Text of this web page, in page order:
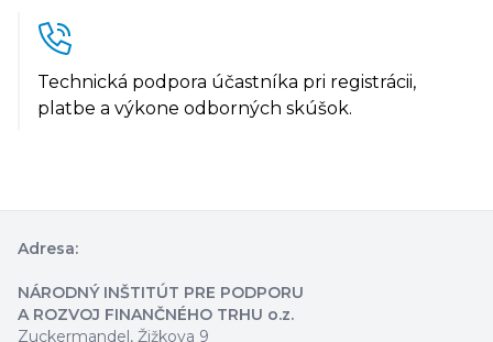
Technická podpora účastníka pri registrácii,
platbe a výkone odborných skúšok.
Adresa:
NÁRODNÝ INŠTITÚT PRE PODPORU
A ROZVOJ FINANČNÉHO TRHU o.z.
Zuckermandel, Žižkova 9